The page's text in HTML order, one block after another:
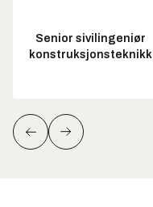
Senior sivilingeniør
konstruksjonsteknikk